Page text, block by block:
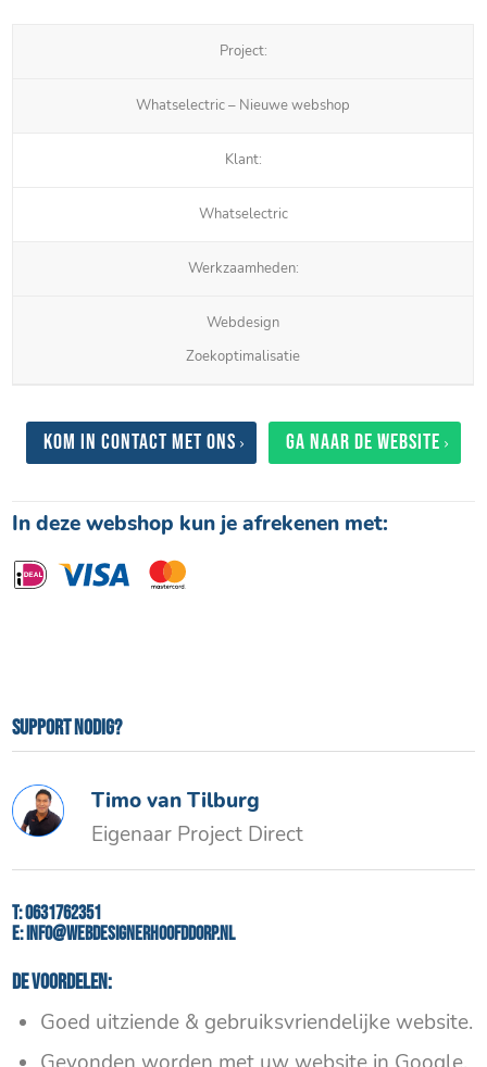
Project:
Whatselectric – Nieuwe webshop
Klant:
Whatselectric
Werkzaamheden:
Webdesign
Zoekoptimalisatie
Kom in contact met ons Ga naar de website
In deze webshop kun je afrekenen met:
Support nodig?
Timo van Tilburg
Eigenaar Project Direct
T:0631762351
E: info@webdesignerhoofddorp.nl
De voordelen:
Goed uitziende & gebruiksvriendelijke website.